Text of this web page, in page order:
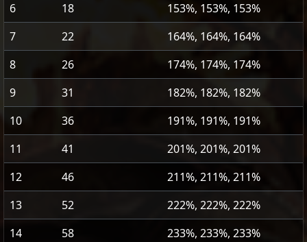
6
18
153%, 153%, 153%
7
22
164%, 164%, 164%
8
26
174%, 174%, 174%
9
31
182%, 182%, 182%
10
36
191%, 191%, 191%
11
41
201%, 201%, 201%
12
46
211%, 211%, 211%
13
52
222%, 222%, 222%
14
58 233%, 233%, 233%